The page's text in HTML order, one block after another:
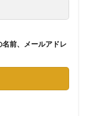
前、メールアドレ